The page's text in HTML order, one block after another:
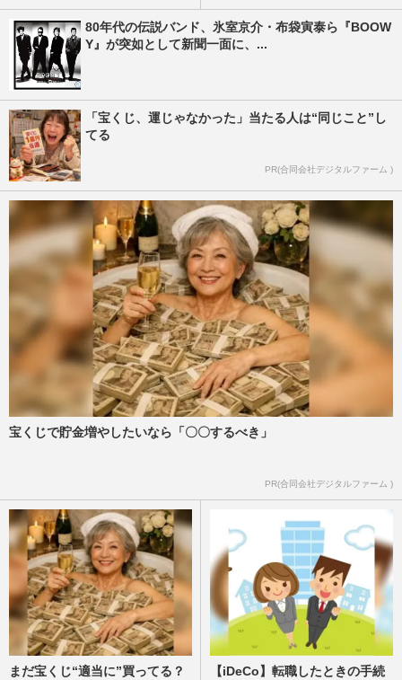
80年代の伝説バンド、氷室京介・布袋寅泰ら『BOOW
Y』が突如として新聞一面に、...
「宝くじ、運じゃなかった」当たる人は“同じこと”し
てる
PR(合同会社デジタルファーム )
宝くじで貯金増やしたいなら「〇〇するべき」
PR(合同会社デジタルファーム )
まだ宝くじ“適当に”買ってる？
【iDeCo】転職したときの手続